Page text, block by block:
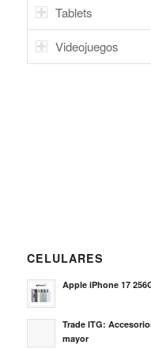
Tablets
Videojuegos
CELULARES
Apple iPhone 17
Trade ITG:
mayor